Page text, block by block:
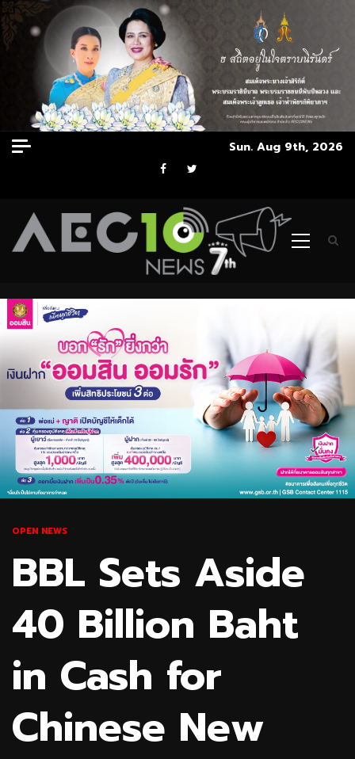
Skip
to
Sun. Aug 9th, 2026
Facebook
Twitter
Primary
OPEN NEWS
BBL Sets Aside
40 Billion Baht
in Cash for
Chinese New